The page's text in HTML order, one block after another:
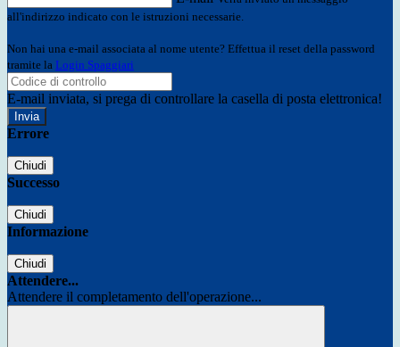
all'indirizzo indicato con le istruzioni necessarie.
Non hai una e-mail associata al nome utente? Effettua il reset della password
tramite la Login Spaggiari
E-mail inviata, si prega di controllare la casella di posta elettronica!
Errore
Chiudi
Successo
Chiudi
Informazione
Chiudi
Attendere...
Attendere il completamento dell'operazione...